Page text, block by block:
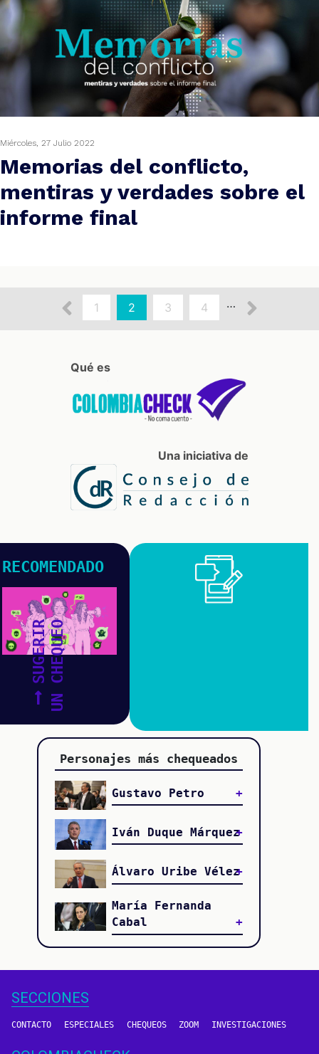
Miércoles, 27 Julio 2022
Memorias del conflicto,
mentiras y verdades sobre el
informe final
Página
Page
1
Página
actual
2 Page
3 Page
4 …
Qué es
Una iniciativa de
RECOMENDADO
SUGERIRUN CHEQUEO
Personajes más chequeados
Gustavo Petro
Iván Duque Márquez
Álvaro Uribe Vélez
María Fernanda
Cabal
SECCIONES
CONTACTO ESPECIALES CHEQUEOS ZOOM INVESTIGACIONES